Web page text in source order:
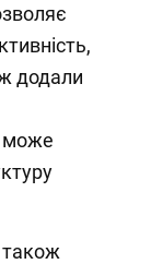
додали
може
також